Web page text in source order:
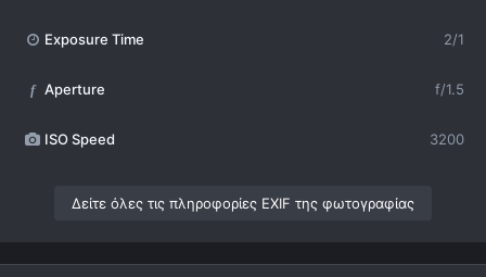
Exposure Time 2/1
f Aperture f/1.5
ISO Speed 3200
Δείτε όλες τις πληροφορίες EXIF της φωτογραφίας